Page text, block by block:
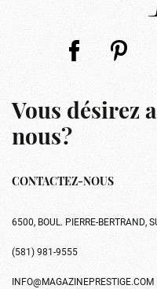
Vous désirez
nous?
CONTACTEZ-NOUS
6500, BOUL. PIERRE-BERTRAND,
(581) 981-9555
INFO@MAGAZINEPRESTIGE.COM